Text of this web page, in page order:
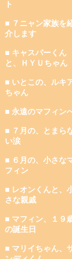
ト
■ ７ニャン家族を
介します
■ キャスパーくん
と、ＨＹＵちゃん
■ いとこの、ルキ
ちゃん
■ 永遠のマフィン
■ ７月の、とまら
い涙
■ ６月の、小さな
フィン
■ レオンくんと、
さな親戚
■ マフィン、１９
の誕生日
■ マリイちゃん、